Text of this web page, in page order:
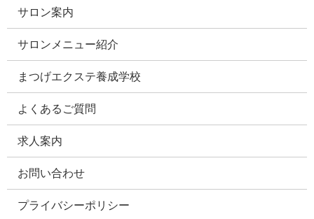
サロン案内
サロンメニュー紹介
まつげエクステ養成学校
よくあるご質問
求人案内
お問い合わせ
プライバシーポリシー